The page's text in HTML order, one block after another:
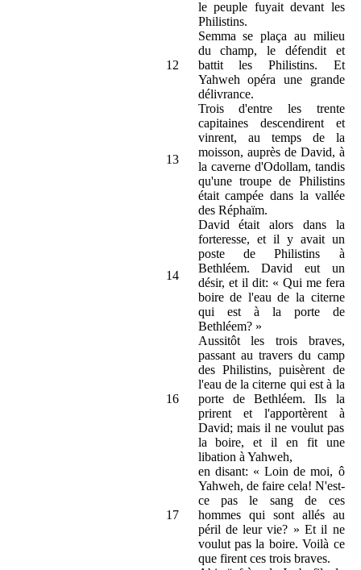
le peuple fuyait devant les
Philistins.
12
Semma se plaça au milieu
du champ, le défendit et
battit les Philistins. Et
Yahweh opéra une grande
délivrance.
13
Trois d'entre les trente
capitaines descendirent et
vinrent, au temps de la
moisson, auprès de David, à
la caverne d'Odollam, tandis
qu'une troupe de Philistins
était campée dans la vallée
des Réphaïm.
14
David était alors dans la
forteresse, et il y avait un
poste de Philistins à
Bethléem. David eut un
désir, et il dit: « Qui me fera
boire de l'eau de la citerne
qui est à la porte de
Bethléem? »
16
Aussitôt les trois braves,
passant au travers du camp
des Philistins, puisèrent de
l'eau de la citerne qui est à la
porte de Bethléem. Ils la
prirent et l'apportèrent à
David; mais il ne voulut pas
la boire, et il en fit une
libation à Yahweh,
17
en disant: « Loin de moi, ô
Yahweh, de faire cela! N'est-
ce pas le sang de ces
hommes qui sont allés au
péril de leur vie? » Et il ne
voulut pas la boire. Voilà ce
que firent ces trois braves.